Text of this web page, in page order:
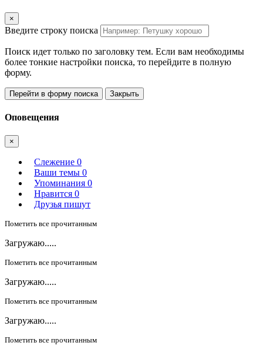
×
Введите строку поиска
Поиск идет только по заголовку тем. Если вам необходимы
более тонкие настройки поиска, то перейдите в полную
форму.
Перейти в форму поиска Закрыть
Оповещения
×
Слежение 0
Ваши темы 0
Упоминания 0
Нравится 0
Друзья пишут
Пометить все прочитанным
Загружаю.....
Пометить все прочитанным
Загружаю.....
Пометить все прочитанным
Загружаю.....
Пометить все прочитанным